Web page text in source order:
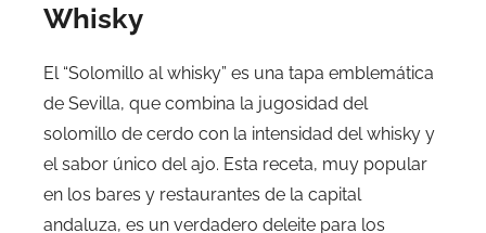
Whisky
El “Solomillo al whisky” es una tapa emblemática
de Sevilla, que combina la jugosidad del
solomillo de cerdo con la intensidad del whisky y
el sabor único del ajo. Esta receta, muy popular
en los bares y restaurantes de la capital
andaluza, es un verdadero deleite para los